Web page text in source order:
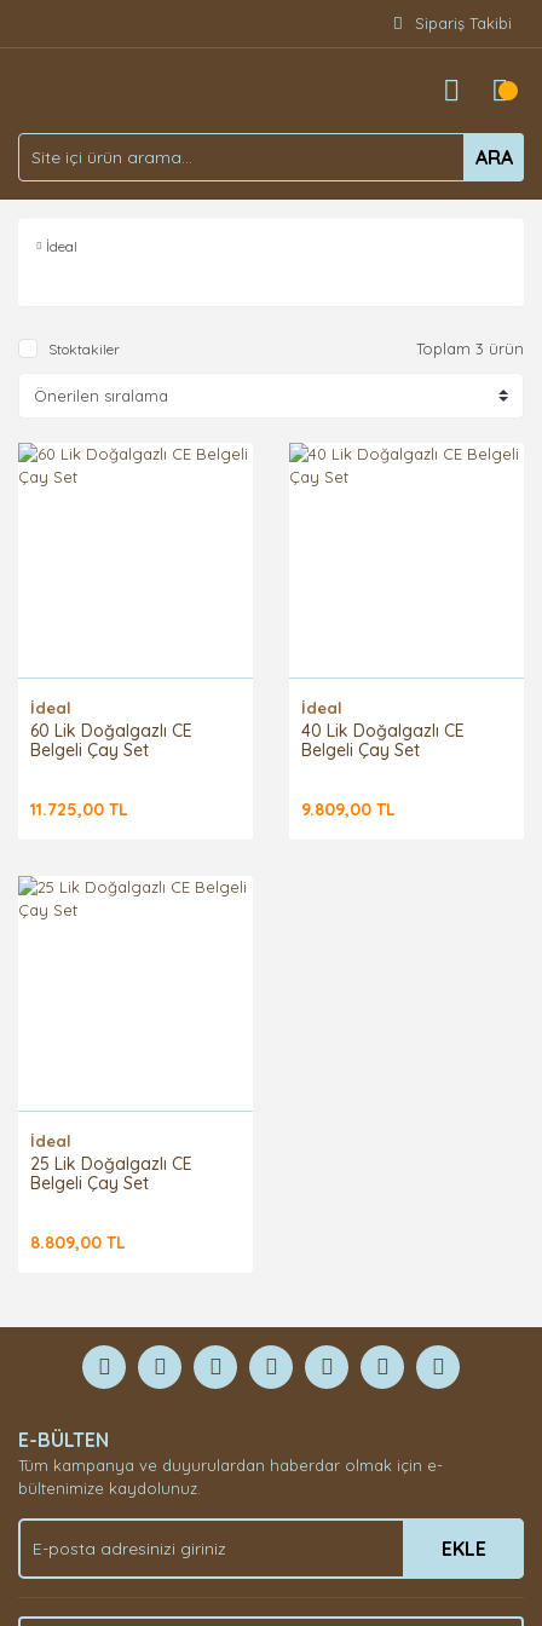
Sipariş Takibi
ARA
İdeal
Stoktakiler Toplam 3 ürün
İdeal
60 Lik Doğalgazlı CE
Belgeli Çay Set
11.725,00 TL
İdeal
40 Lik Doğalgazlı CE
Belgeli Çay Set
9.809,00 TL
İdeal
25 Lik Doğalgazlı CE
Belgeli Çay Set
8.809,00 TL
E-BÜLTEN
Tüm kampanya ve duyurulardan haberdar olmak için e-
bültenimize kaydolunuz.
EKLE